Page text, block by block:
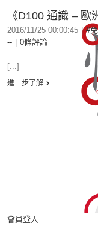
《D100 通識 –
2016/11/25 00:00:45 | #
--
0條評論
[...]
進一步了解
會員登入